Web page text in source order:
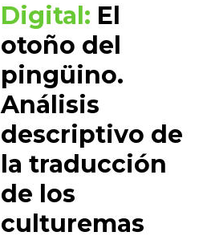
Digital: El
otoño del
pingüino.
Análisis
descriptivo de
la traducción
de los
culturemas